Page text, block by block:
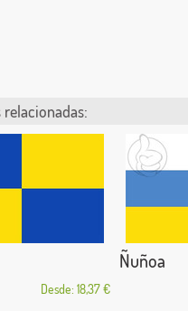
relacionadas:
Desde: 18,37 €
Ñuñoa